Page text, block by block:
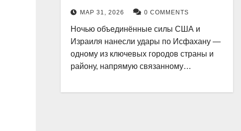
МАР 31, 2026 0 COMMENTS
Ночью объединённые силы США и
Израиля нанесли удары по Исфахану —
одному из ключевых городов страны и
району, напрямую связанному…